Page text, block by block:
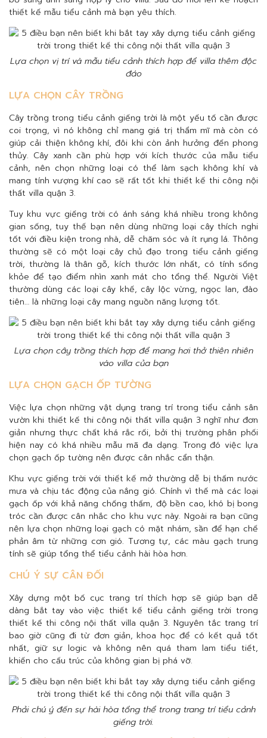
thiết kế mẫu tiểu cảnh mà bạn yêu thích.
Lựa chọn vị trí và mẫu tiểu cảnh thích hợp để villa thêm độc
đáo
LỰA CHỌN CÂY TRỒNG
Cây trồng trong tiểu cảnh giếng trời là một yếu tố cần được
coi trọng, vì nó không chỉ mang giá trị thẩm mĩ mà còn có
giúp cải thiện không khí, đôi khi còn ảnh hưởng đến phong
thủy. Cây xanh cần phù hợp với kích thước của mẫu tiểu
cảnh, nên chọn những loại có thể làm sạch không khí và
mang tính vượng khí cao sẽ rất tốt khi thiết kế thi công nội
thất villa quận 3.
Tuy khu vực giếng trời có ánh sáng khá nhiều trong không
gian sống, tuy thế bạn nên dùng những loại cây thích nghi
tốt với điều kiện trong nhà, dễ chăm sóc và ít rụng lá. Thông
thường sẽ có một loại cây chủ đạo trong tiểu cảnh giếng
trời, thường là thân gỗ, kích thước lớn nhất, có tính sống
khỏe để tạo điểm nhìn xanh mát cho tổng thể. Người Việt
thường dùng các loại cây khế, cây lộc vừng, ngọc lan, đào
tiên… là những loại cây mang nguồn năng lượng tốt.
Lựa chọn cây trồng thích hợp để mang hơi thở thiên nhiên
vào villa của bạn
LỰA CHỌN GẠCH ỐP TƯỜNG
Việc lựa chọn những vật dụng trang trí trong tiểu cảnh sân
vườn khi thiết kế thi công nội thất villa quận 3 nghĩ như đơn
giản nhưng thực chất khá rắc rối, bởi thị trường phân phối
hiện nay có khá nhiều mẫu mã đa dạng. Trong đó việc lựa
chọn gạch ốp tường nên được cân nhắc cẩn thận.
Khu vực giếng trời với thiết kế mở thường dễ bị thấm nước
mưa và chịu tác động của nắng gió. Chính vì thế mà các loại
gạch ốp với khả năng chống thấm, độ bền cao, khó bị bong
tróc cần được cân nhắc cho khu vực này. Ngoài ra bạn cũng
nên lựa chọn những loại gạch có mặt nhám, sần để hạn chế
phản âm từ những cơn gió. Tương tự, các màu gạch trung
tính sẽ giúp tổng thể tiểu cảnh hài hòa hơn.
CHÚ Ý SỰ CÂN ĐỐI
Xây dựng một bố cục trang trí thích hợp sẽ giúp bạn dễ
dàng bắt tay vào việc thiết kế tiểu cảnh giếng trời trong
thiết kế thi công nội thất villa quận 3. Nguyên tắc trang trí
bao giờ cũng đi từ đơn giản, khoa học để có kết quả tốt
nhất, giữ sự logic và không nên quá tham lam tiểu tiết,
khiến cho cấu trúc của không gian bị phá vỡ.
Phải chú ý đến sự hài hòa tổng thể trong trang trí tiểu cảnh
giếng trời.